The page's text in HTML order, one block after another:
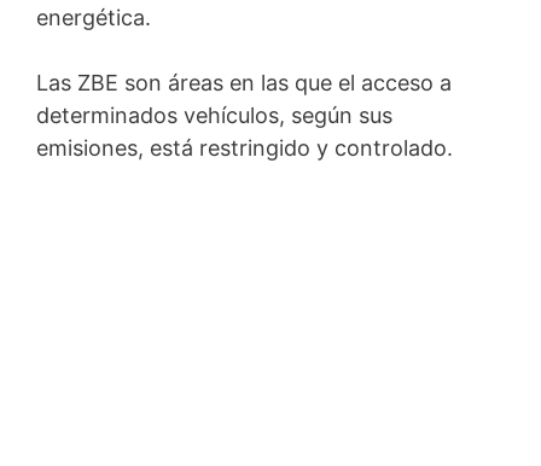
energética.
Las ZBE son áreas en las que el acceso a
determinados vehículos, según sus
emisiones, está restringido y controlado.